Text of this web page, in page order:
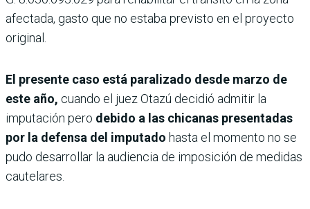
afectada, gasto que no estaba previsto en el proyecto
original.
El presente caso está parali­zado desde marzo de
este año, cuando el juez Otazú decidió admitir la
imputación pero debido a las chicanas presen­tadas
por la defensa del impu­tado hasta el momento no se
pudo desarrollar la audien­cia de imposición de medidas
cautelares.